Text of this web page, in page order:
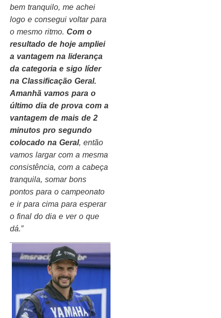
bem tranquilo, me achei
logo e consegui voltar para
o mesmo ritmo. Com o
resultado de hoje ampliei
a vantagem na liderança
da categoria e sigo líder
na Classificação Geral.
Amanhã vamos para o
último dia de prova com a
vantagem de mais de 2
minutos pro segundo
colocado na Geral, então
vamos largar com a mesma
consistência, com a cabeça
tranquila, somar bons
pontos para o campeonato
e ir para cima para esperar
o final do dia e ver o que
dá.”